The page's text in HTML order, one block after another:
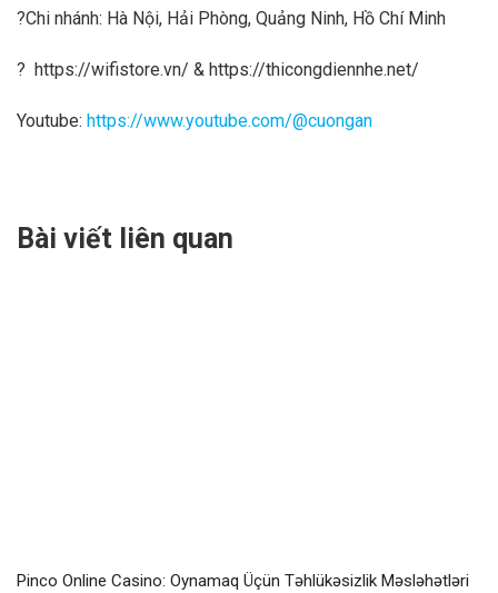
?Chi nhánh: Hà Nội, Hải Phòng, Quảng Ninh, Hồ Chí Minh
? https://wifistore.vn/ & https://thicongdiennhe.net/
Youtube: https://www.youtube.com/@cuongan
Bài viết liên quan
Pinco Online Casino: Oynamaq Üçün Təhlükəsizlik Məsləhətləri